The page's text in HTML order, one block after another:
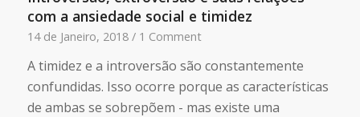
com a ansiedade social e timidez
14 de Janeiro, 2018 / 1 Comment
A timidez e a introversão são constantemente
confundidas. Isso ocorre porque as características
de ambas se sobrepõem - mas existe uma